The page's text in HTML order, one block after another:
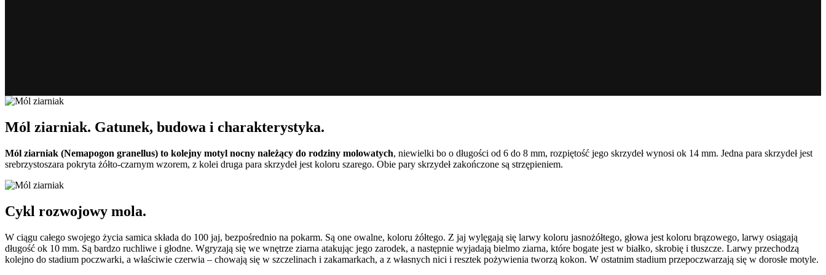
Mól ziarniak. Gatunek, budowa i charakterystyka.
Mól ziarniak (Nemapogon granellus) to kolejny motyl nocny należący do rodziny molowatych, niewielki bo o długości od 6 do 8 mm, rozpiętość jego skrzydeł wynosi ok 14 mm. Jedna para skrzydeł jest
srebrzystoszara pokryta żółto-czarnym wzorem, z kolei druga para skrzydeł jest koloru szarego. Obie pary skrzydeł zakończone są strzępieniem.
Cykl rozwojowy mola.
W ciągu całego swojego życia samica składa do 100 jaj, bezpośrednio na pokarm. Są one owalne, koloru żółtego. Z jaj wylęgają się larwy koloru jasnożółtego, głowa jest koloru brązowego, larwy osiągają
długość ok 10 mm. Są bardzo ruchliwe i głodne. Wgryzają się we wnętrze ziarna atakując jego zarodek, a następnie wyjadają bielmo ziarna, które bogate jest w białko, skrobię i tłuszcze. Larwy przechodzą
kolejno do stadium poczwarki, a właściwie czerwia – chowają się w szczelinach i zakamarkach, a z własnych nici i resztek pożywienia tworzą kokon. W ostatnim stadium przepoczwarzają się w dorosłe motyle.